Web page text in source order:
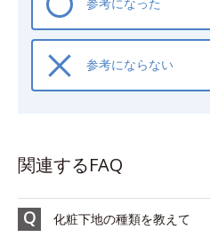
参考になった
参考にならない
関連するFAQ
化粧下地の種類を教えて